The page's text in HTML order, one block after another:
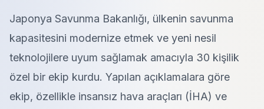
Japonya Savunma Bakanlığı, ülkenin savunma
kapasitesini modernize etmek ve yeni nesil
teknolojilere uyum sağlamak amacıyla 30 kişilik
özel bir ekip kurdu. Yapılan açıklamalara göre
ekip, özellikle insansız hava araçları (İHA) ve